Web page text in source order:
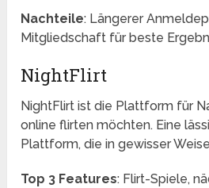
Nachteile: Längerer
Mitgliedschaft für beste
NightFlirt
NightFlirt ist die Plattform für
online flirten möchten. Eine
Plattform, die in gewisser
Top 3 Features: Flirt-Spiele,